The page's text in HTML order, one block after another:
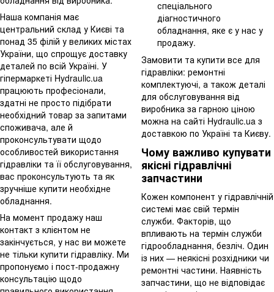
Наша компанія має
центральний склад у Києві та
понад 35 філій у великих містах
України, що спрощує доставку
деталей по всій Україні. У
гіпермаркеті Hydraulic.ua
працюють професіонали,
здатні не просто підібрати
необхідний товар за запитами
споживача, але й
проконсультувати щодо
особливостей використання
гідравліки та її обслуговування,
вас проконсультують та як
зручніше купити необхідне
обладнання.
На момент продажу наш
контакт з клієнтом не
закінчується, у нас ви можете
не тільки купити гідравліку. Ми
пропонуємо і пост-продажну
консультацію щодо
спеціального
діагностичного
обладнання, яке є у нас у
продажу.
Замовити та купити все для
гідравліки: ремонтні
комплектуючі, а також деталі
для обслуговування від
виробника за гарною ціною
можна на сайті Hydraulic.ua з
доставкою по Україні та Києву.
Чому важливо купувати
якісні гідравлічні
запчастини
Кожен компонент у гідравлічній
системі має свій термін
служби. Факторів, що
впливають на термін служби
гідрообладнання, безліч. Один
із них — неякісні розхідники чи
ремонтні частини. Наявність
запчастини, що не відповідає